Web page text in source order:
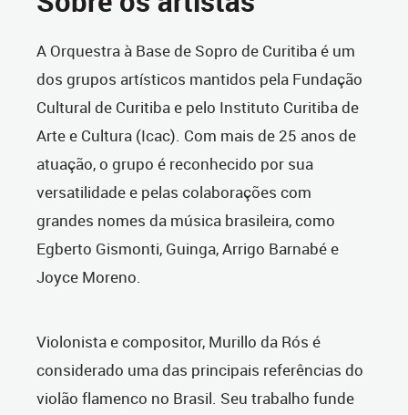
A Orquestra à Base de Sopro de Curitiba é um
dos grupos artísticos mantidos pela Fundação
Cultural de Curitiba e pelo Instituto Curitiba de
Arte e Cultura (Icac). Com mais de 25 anos de
atuação, o grupo é reconhecido por sua
versatilidade e pelas colaborações com
grandes nomes da música brasileira, como
Egberto Gismonti, Guinga, Arrigo Barnabé e
Joyce Moreno.
Violonista e compositor, Murillo da Rós é
considerado uma das principais referências do
violão flamenco no Brasil. Seu trabalho funde